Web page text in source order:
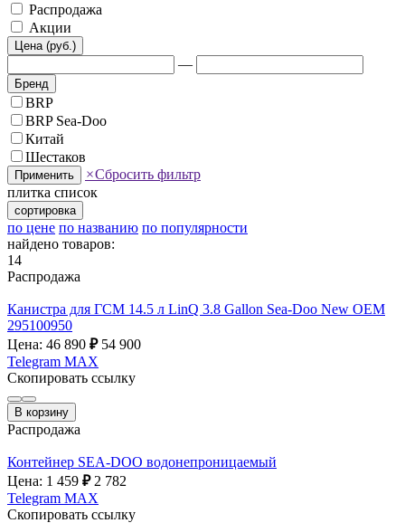
Распродажа
Акции
Цена (руб.)
—
Бренд
BRP
BRP Sea-Doo
Китай
Шестаков
Применить ×Сбросить фильтр
плитка список
сортировка
по цене по названию по популярности
найдено товаров:
14
Распродажа
Канистра для ГСМ 14.5 л LinQ 3.8 Gallon Sea-Doo New OEM
295100950
Цена: 46 890 ₽ 54 900
Telegram MAX
Скопировать ссылку
В корзину
Распродажа
Контейнер SEA-DOO водонепроницаемый
Цена: 1 459 ₽ 2 782
Telegram MAX
Скопировать ссылку